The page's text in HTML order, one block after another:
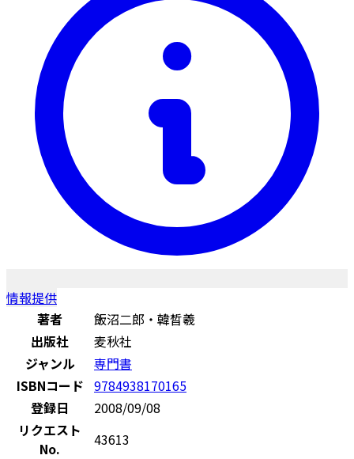
情報提供
著者
飯沼二郎・韓晳羲
出版社
麦秋社
ジャンル
専門書
ISBNコード 9784938170165
登録日
2008/09/08
リクエスト
No.
43613